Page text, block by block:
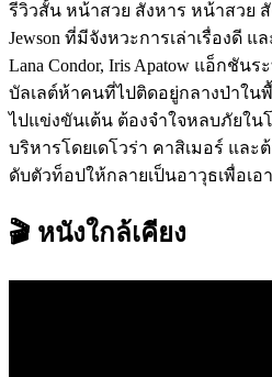
รีวิวสั้น หน้าสวย สังหาร หน้าสวย
Jewson ที่มีจังหวะการเล่าเรื่องดี แ
Lana Condor, Iris Apatow แอ็กชั
บัลเลต์ห้าคนที่ไปติดอยู่กลางป่าใน
ไปแข่งขันเต้น ต้องจำใจหลบภัยใ
บริหารโดยเดโวร่า คาสิเมอร์ และ
ดับตัวท็อปให้กลายเป็นอาวุธเพื่อเอ
🎬 หนังใกล้เคียง